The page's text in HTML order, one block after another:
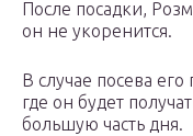
После посадки,
он не укоренится.
В случае посева
где он будет
большую часть дня.